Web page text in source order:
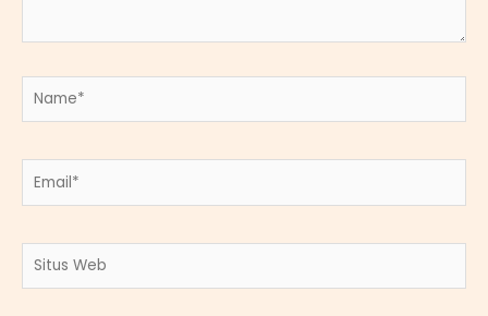
Name*
Email*
Situs